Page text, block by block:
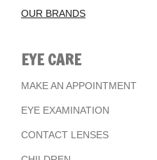
OUR BRANDS
EYE CARE
MAKE AN APPOINTMENT
EYE EXAMINATION
CONTACT LENSES